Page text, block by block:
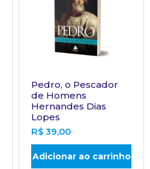
Pedro, o Pescador
de Homens
Hernandes Dias
Lopes
R$ 39,00
Adicionar ao carrinho